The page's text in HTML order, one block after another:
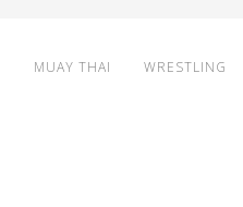
MUAY THAI WRESTLING